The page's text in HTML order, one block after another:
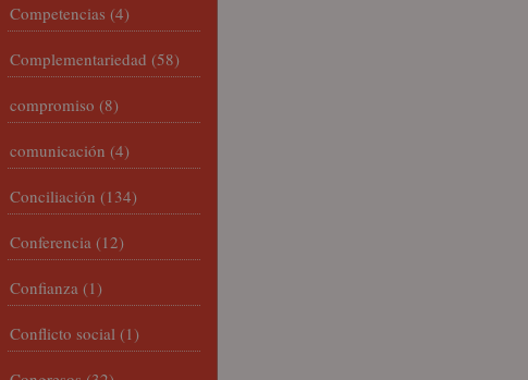
Competencias (4)
Complementariedad (58)
compromiso (8)
comunicación (4)
Conciliación (134)
Conferencia (12)
Confianza (1)
Conflicto social (1)